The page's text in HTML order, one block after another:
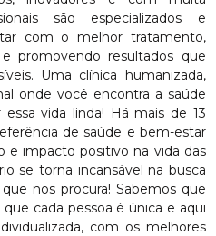
são especializados e
com o melhor tratamento,
promovendo resultados que
Uma clínica humanizada,
onde você encontra a saúde
vida linda! Há mais de 13
de saúde e bem-estar
e impacto positivo na vida das
se torna incansável na busca
nos procura! Sabemos que
cada pessoa é única e aqui
com os melhores